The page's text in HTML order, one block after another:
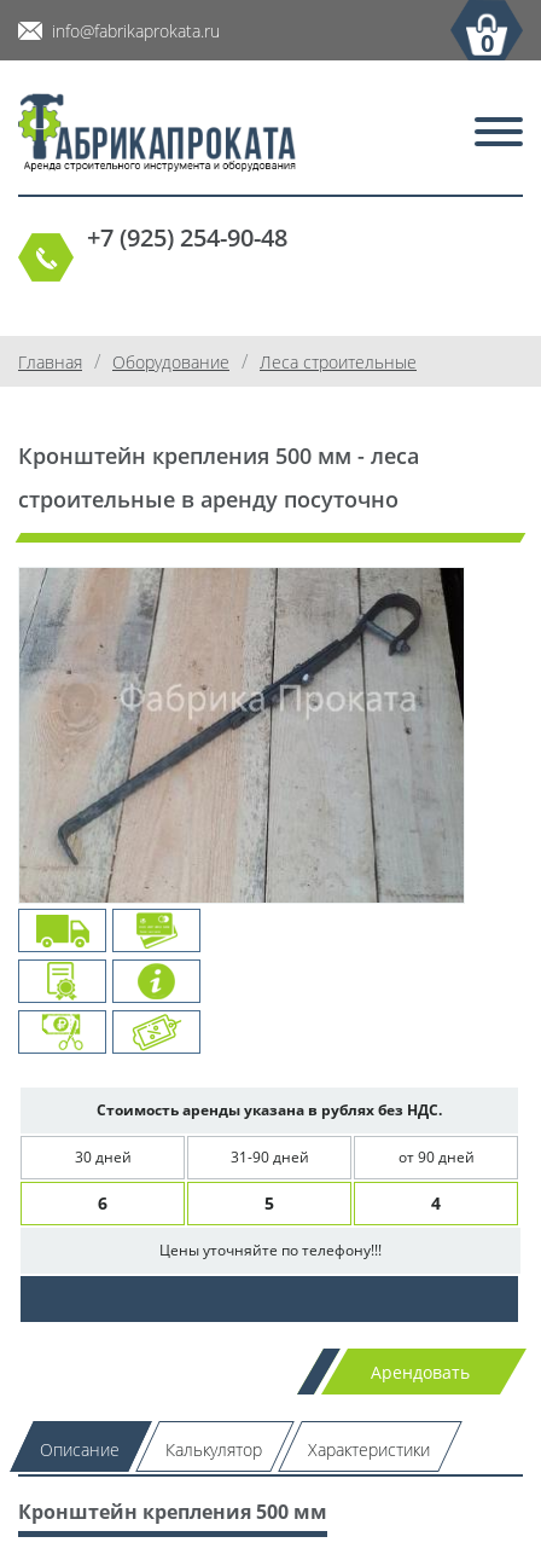
info@fabrikaprokata.ru 0
+7 (925) 254-90-48
Главная / Оборудование / Леса строительные
Кронштейн крепления 500 мм - леса
строительные в аренду посуточно
Стоимость аренды указана в рублях без НДС.
30 дней 31-90 дней от 90 дней
6 5 4
Цены уточняйте по телефону!!!
Арендовать
Описание Калькулятор Характеристики
Кронштейн крепления 500 мм